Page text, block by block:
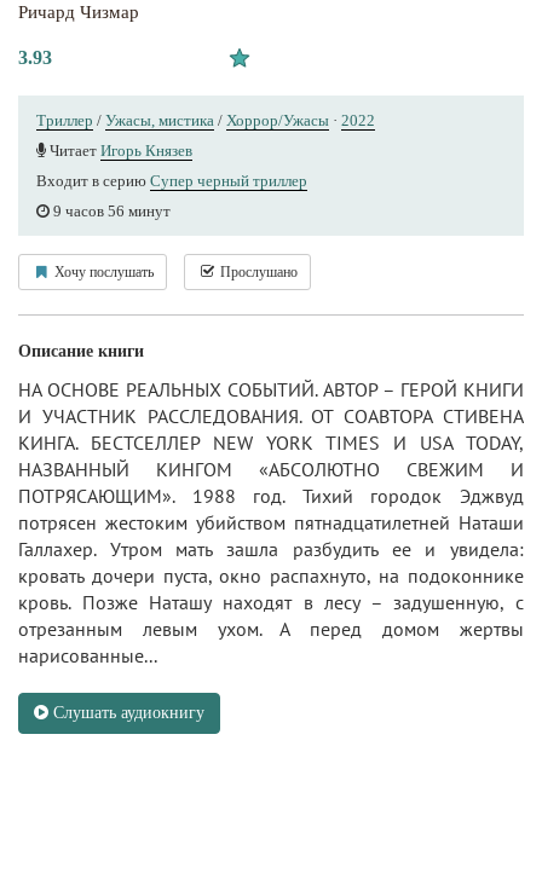
Ричард Чизмар
3.93
Триллер / Ужасы, мистика / Хоррор/Ужасы · 2022
Читает Игорь Князев
Входит в серию Супер черный триллер
9 часов 56 минут
Хочу послушать Прослушано
Описание книги
НА ОСНОВЕ РЕАЛЬНЫХ СОБЫТИЙ. АВТОР – ГЕРОЙ КНИГИ
И УЧАСТНИК РАССЛЕДОВАНИЯ. ОТ СОАВТОРА СТИВЕНА
КИНГА. БЕСТСЕЛЛЕР NEW YORK TIMES И USA TODAY,
НАЗВАННЫЙ КИНГОМ «АБСОЛЮТНО СВЕЖИМ И
ПОТРЯСАЮЩИМ». 1988 год. Тихий городок Эджвуд
потрясен жестоким убийством пятнадцатилетней Наташи
Галлахер. Утром мать зашла разбудить ее и увидела:
кровать дочери пуста, окно распахнуто, на подоконнике
кровь. Позже Наташу находят в лесу – задушенную, с
отрезанным левым ухом. А перед домом жертвы
нарисованные...
Слушать аудиокнигу